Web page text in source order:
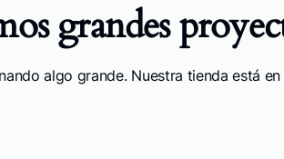
grandes
algo grande. Nuestra tienda está